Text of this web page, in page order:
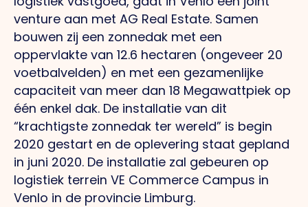
venture aan met AG Real Estate. Samen
bouwen zij een zonnedak met een
oppervlakte van 12.6 hectaren (ongeveer 20
voetbalvelden) en met een gezamenlijke
capaciteit van meer dan 18 Megawattpiek op
één enkel dak. De installatie van dit
“krachtigste zonnedak ter wereld” is begin
2020 gestart en de oplevering staat gepland
in juni 2020. De installatie zal gebeuren op
logistiek terrein VE Commerce Campus in
Venlo in de provincie Limburg.